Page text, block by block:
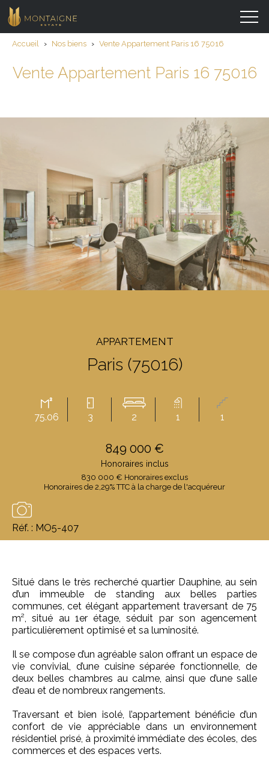
APPARTEMENT
Paris (75016)
75.06 3 2 1 1
849 000 €
Honoraires inclus
830 000 € Honoraires exclus
Honoraires de 2,29% TTC à la charge de l'acquéreur
Réf. : MO5-407
Accueil › Nos biens › Vente Appartement Paris 16 75016
Vente Appartement Paris 16 75016
Situé dans le très recherché quartier Dauphine, au sein
d’un immeuble de standing aux belles parties
communes, cet élégant appartement traversant de 75
m², situé au 1er étage, séduit par son agencement
particulièrement optimisé et sa luminosité.
Il se compose d’un agréable salon offrant un espace de
vie convivial, d’une cuisine séparée fonctionnelle, de
deux belles chambres au calme, ainsi que d’une salle
d’eau et de nombreux rangements.
Traversant et bien isolé, l’appartement bénéficie d’un
confort de vie appréciable dans un environnement
résidentiel prisé, à proximité immédiate des écoles, des
commerces et des espaces verts.